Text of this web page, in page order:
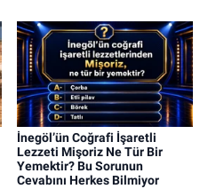
İnegöl’ün Coğrafi İşaretli
Lezzeti Mişoriz Ne Tür Bir
Yemektir? Bu Sorunun
Cevabını Herkes Bilmiyor